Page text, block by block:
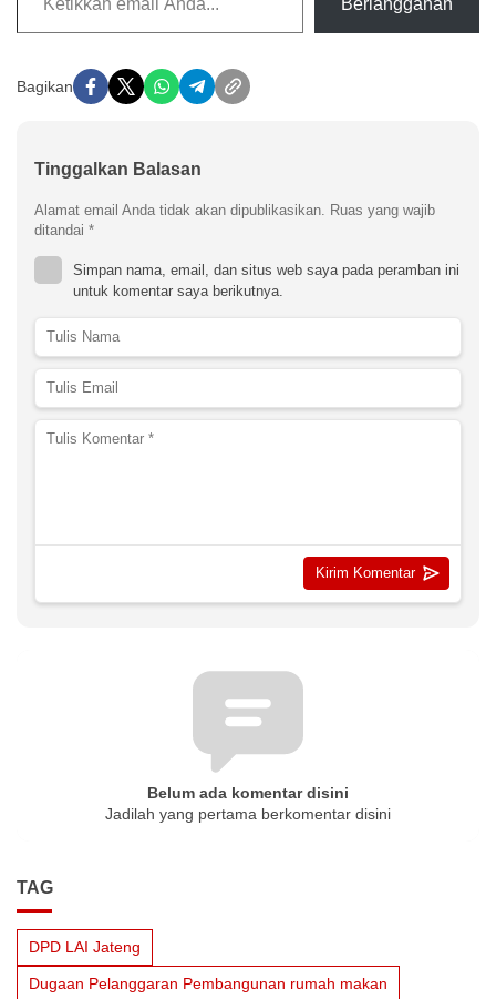
Berlangganan
Bagikan
Tinggalkan Balasan
Alamat email Anda tidak akan dipublikasikan. Ruas yang wajib
ditandai *
Simpan nama, email, dan situs web saya pada peramban ini
untuk komentar saya berikutnya.
Belum ada komentar disini
Jadilah yang pertama berkomentar disini
TAG
DPD LAI Jateng
Dugaan Pelanggaran Pembangunan rumah makan